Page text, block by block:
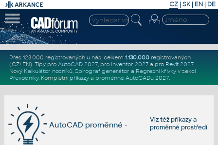
CZ | SK| EN | DE
Přes 123.000 registrovaných u nás, celkem 1.130.000registrovaných
(CZ+EN). Tipy pro AutoCAD 2027, pro Inventor 2027a pro Revit 2027.
Nový Kalkulátor nosníků, Spirograf generátor a Regresní křivkyv sekci
Převodníky. Kompletní příkazya proměnné AutoCADu 2027.
Viz téžpříkazya
proměnné prostředí
AutoCAD proměnné -